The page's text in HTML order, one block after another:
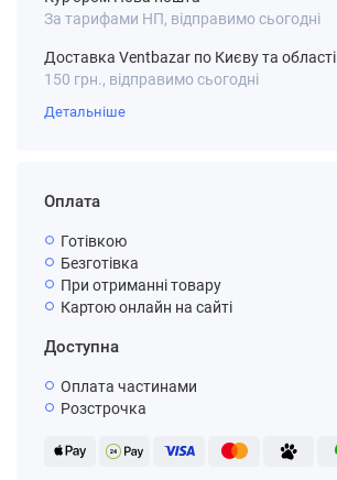
За тарифами НП, відправимо сьогодні
Доставка Ventbazar по Києву та області
150 грн., відправимо сьогодні
Детальніше
Оплата
Готівкою
Безготівка
При отриманні товару
Картою онлайн на сайті
Доступна
Оплата частинами
Розстрочка